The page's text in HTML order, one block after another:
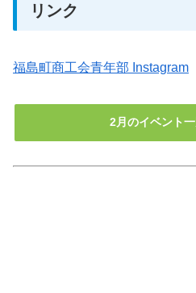
リンク
福島町商工会青年部 Instagram
2月のイベント